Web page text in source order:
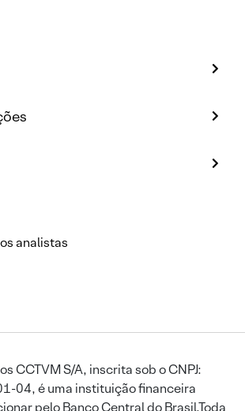
analistas
CCTVM S/A, inscrita sob o CNPJ:
04, é uma instituição financeira
pelo Banco Central do Brasil.Toda